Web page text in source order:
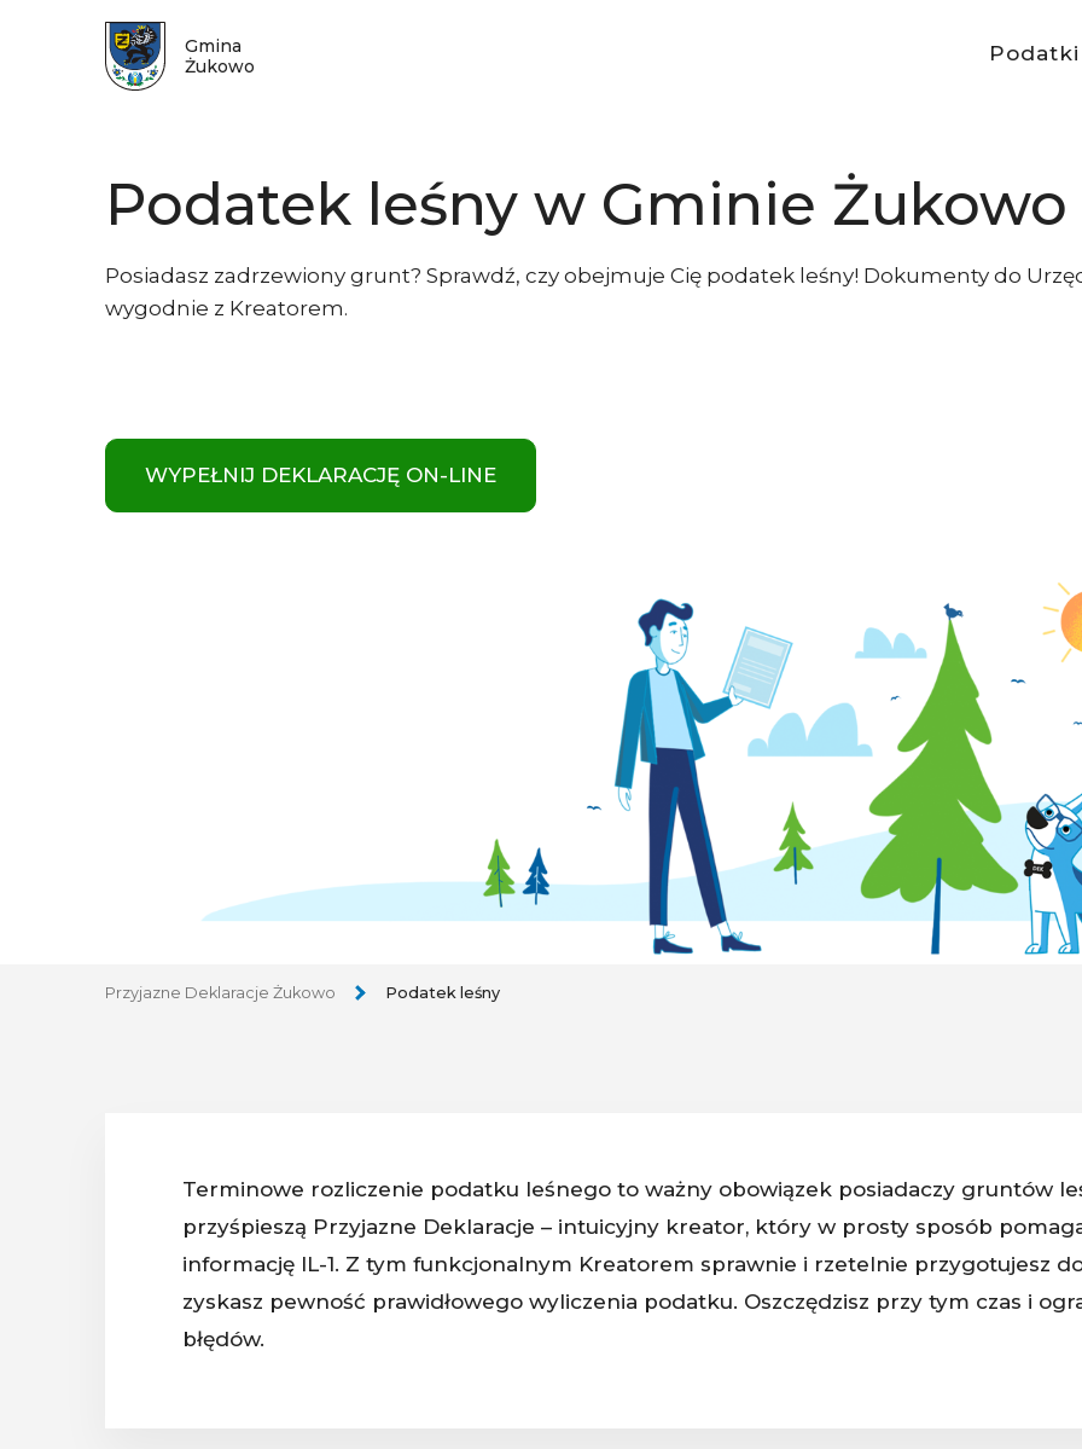
Gmina
Żukowo
Podatki
Podatek leśny w Gminie Żukowo
Posiadasz zadrzewiony grunt? Sprawdź, czy obejmuje Cię podatek leśny! Dokumenty do
wygodnie z Kreatorem.
WYPEŁNIJ DEKLARACJĘ ON-LINE
Przyjazne Deklaracje Żukowo Podatek leśny
Terminowe rozliczenie podatku leśnego to ważny obowiązek posiadaczy gruntów
przyśpieszą Przyjazne Deklaracje – intuicyjny kreator, który w prosty sposób
informację IL-1. Z tym funkcjonalnym Kreatorem sprawnie i rzetelnie przygotujesz
zyskasz pewność prawidłowego wyliczenia podatku. Oszczędzisz przy tym czas i
błędów.